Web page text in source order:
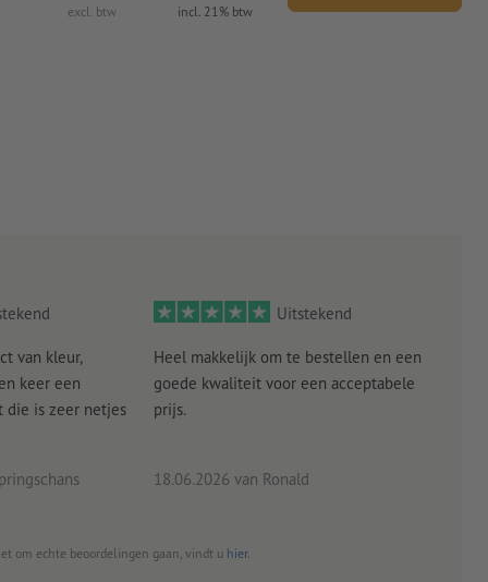
excl. btw incl. 21% btw
van kleur,
keer een
die is zeer netjes
Uitstekend
Heel makkelijk om te bestellen en een
goede kwaliteit voor een acceptabele
prijs.
18.06.2026 van Ronald
om echte beoordelingen gaan, vindt u hier.